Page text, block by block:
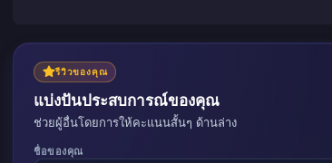
รีวิวของคุณ
แบ่งปันประสบการณ์ของคุณ
ช่วยผู้อื่นโดยการให้คะแนนสั้นๆ ด้านล่าง
ชื่อของคุณ